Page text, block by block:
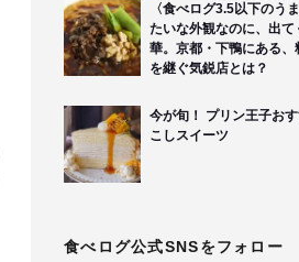
〈食べログ3.5以下のう
たいな外観なのに、出て
華。京都・下鴨にある
を継ぐ気鋭店とは？
今が旬！ プリン王子お
こしスイーツ
食べログ公式SNSをフォロー